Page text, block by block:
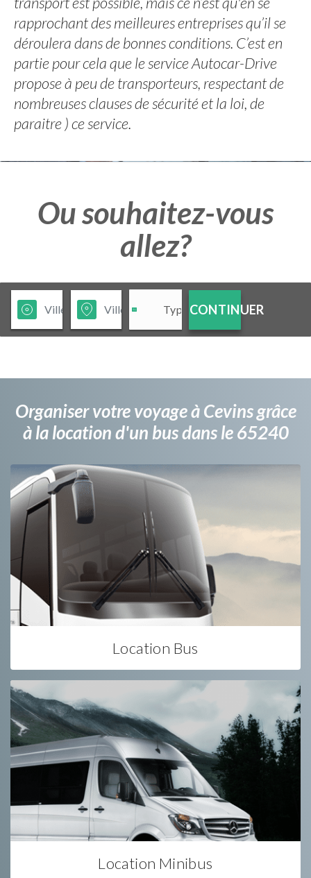
rapprochant des meilleures entreprises qu’il se
déroulera dans de bonnes conditions. C’est en
partie pour cela que le service Autocar-Drive
propose à peu de transporteurs, respectant de
nombreuses clauses de sécurité et la loi, de
paraitre ) ce service.
Ou souhaitez-vous
allez?
CONTINUER
Organiser votre voyage à Cevins grâce
à la location d'un bus dans le 65240
Location Bus
Location Minibus